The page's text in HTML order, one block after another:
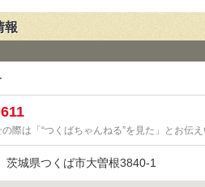
報
際は「“つくばちゃんねる”を見た」とお伝え
茨城県つくば市大曽根3840-1